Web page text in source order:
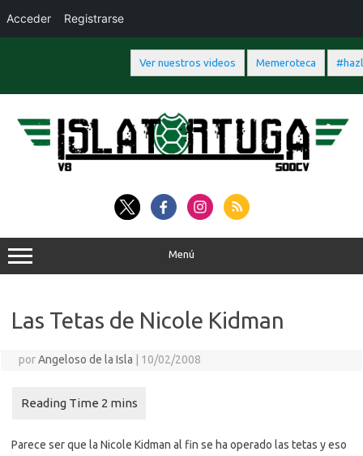
Ver nuestros videos Memeroteca
contenido
Menú
Las Tetas de Nicole Kidman
porAngeloso de la Isla 10/02/2008
Parece ser que la Nicole Kidman al fin se ha operado las tetas y eso
Acceder Registrarse